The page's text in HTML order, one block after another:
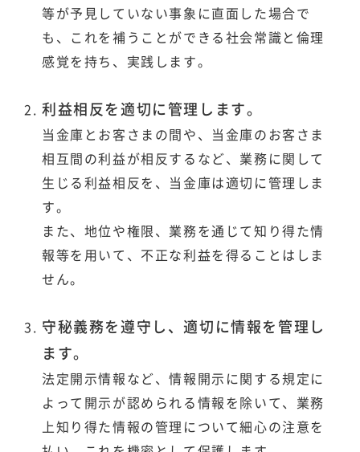
等が予見していない事象に直面した場合で
も、これを補うことができる社会常識と倫理
感覚を持ち、実践します。
利益相反を適切に管理します。
当金庫とお客さまの間や、当金庫のお客さま
相互間の利益が相反するなど、業務に関して
生じる利益相反を、当金庫は適切に管理しま
す。
また、地位や権限、業務を通じて知り得た情
報等を用いて、不正な利益を得ることはしま
せん。
守秘義務を遵守し、適切に情報を管理し
ます。
法定開示情報など、情報開示に関する規定に
よって開示が認められる情報を除いて、業務
上知り得た情報の管理について細心の注意を